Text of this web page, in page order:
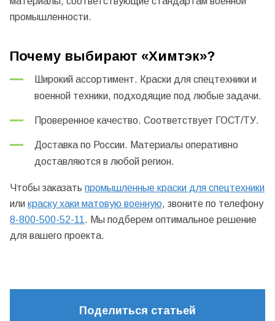
промышленности.
Почему выбирают «Химтэк»?
Широкий ассортимент. Краски для спецтехники и
военной техники, подходящие под любые задачи.
Проверенное качество. Соответствует ГОСТ/ТУ.
Доставка по России. Материалы оперативно
доставляются в любой регион.
Чтобы заказать промышленные краски для спецтехники
или краску хаки матовую военную, звоните по телефону
8-800-500-52-11 . Мы подберем оптимальное решение
для вашего проекта.
Поделиться статьей